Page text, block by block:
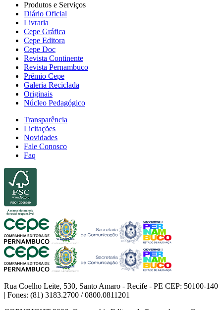
Produtos e Serviços
Diário Oficial
Livraria
Cepe Gráfica
Cepe Editora
Cepe Doc
Revista Continente
Revista Pernambuco
Prêmio Cepe
Galeria Reciclada
Originais
Núcleo Pedagógico
Transparência
Licitações
Novidades
Fale Conosco
Faq
Rua Coelho Leite, 530, Santo Amaro - Recife - PE CEP: 50100-140
| Fones: (81) 3183.2700 / 0800.0811201